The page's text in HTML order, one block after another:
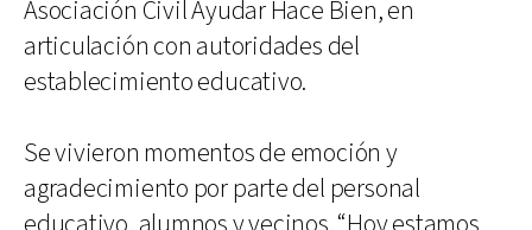
Asociación Civil Ayudar Hace Bien, en
articulación con autoridades del
establecimiento educativo.
Se vivieron momentos de emoción y
agradecimiento por parte del personal